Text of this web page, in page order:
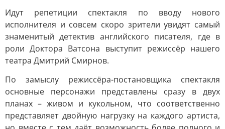
Идут репетиции спектакля по вводу нового
исполнителя и совсем скоро зрители увидят самый
знаменитый детектив английского писателя, где в
роли Доктора Ватсона выступит режиссёр нашего
театра Дмитрий Смирнов.
По замыслу режиссёра-постановщика спектакля
основные персонажи представлены сразу в двух
планах – живом и кукольном, что соответственно
представляет двойную нагрузку на каждого артиста,